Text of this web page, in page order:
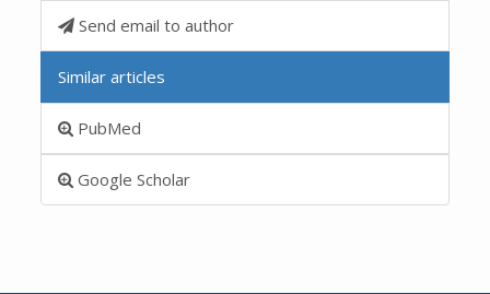
Send email to author
Similar articles
PubMed
Google Scholar